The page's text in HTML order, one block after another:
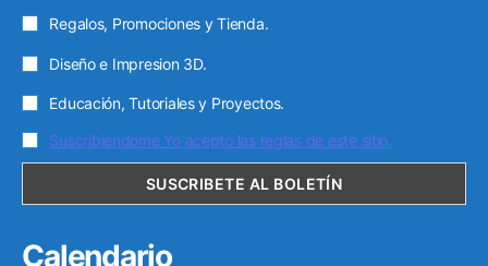
Regalos, Promociones y Tienda.
Diseño e Impresion 3D.
Educación, Tutoriales y Proyectos.
Suscribiendome Yo acepto las reglas de este sitio.
Calendario